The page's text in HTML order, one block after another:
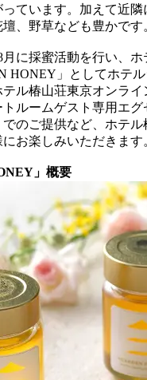
っています。加えて近
、野草なども豊かです
に採蜜活動を行い、ホ
HONEY」としてホテ
テル椿山荘東京オンラ
ルームゲスト専用エ
でのご提供など、ホテ
お楽しみいただきます
」概要